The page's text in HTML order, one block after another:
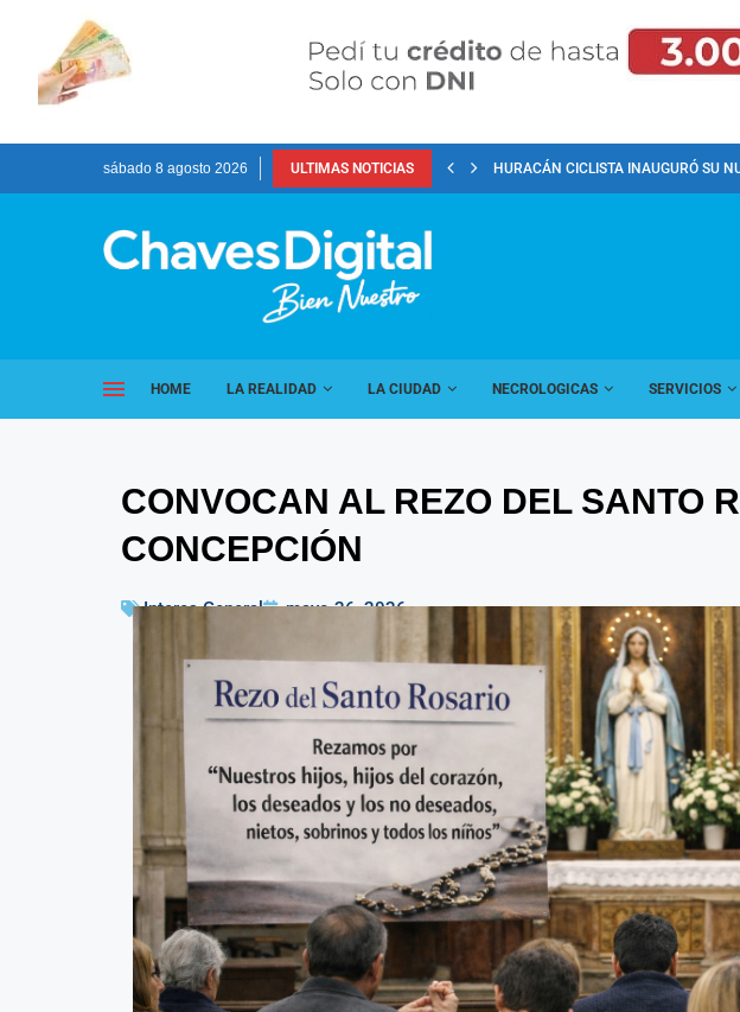
sábado 8 agosto 2026 ULTIMAS NOTICIAS HURACÁN CICLISTA INAUGURÓ SU
HOME LA REALIDAD LA CIUDAD NECROLOGICAS SERVICIOS
CONVOCAN AL REZO DEL SANTO
CONCEPCIÓN
Interes General mayo 26, 2026